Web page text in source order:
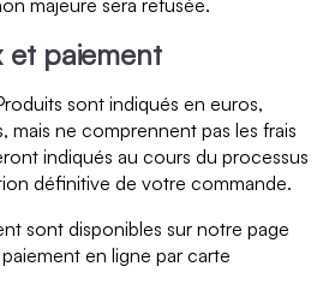
majeure sera refusée.
paiement
sont indiqués en euros,
mais ne comprennent pas les frais
indiqués au cours du processus
définitive de votre commande.
sont disponibles sur notre page
en ligne par carte